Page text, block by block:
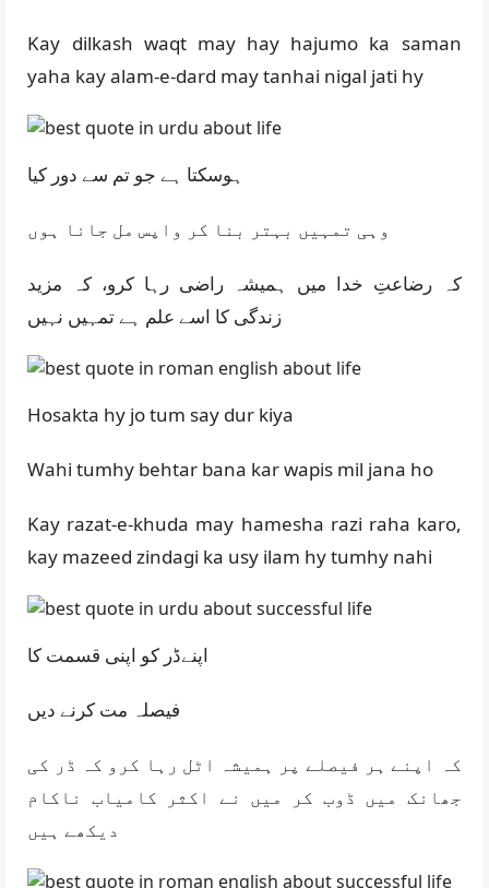
Kay dilkash waqt may hay hajumo ka saman
yaha kay alam-e-dard may tanhai nigal jati hy
کہ رضاعتِ خدا میں ہمیشہ راضی رہا کرو، کہ مزید
زندگی کا اسے علم ہے تمہیں نہیں
Hosakta hy jo tum say dur kiya
Wahi tumhy behtar bana kar wapis mil jana ho
Kay razat-e-khuda may hamesha razi raha karo,
kay mazeed zindagi ka usy ilam hy tumhy nahi
کہ اپنے ہر فیصلے پر ہمیشہ اٹل رہا کرو کہ ڈر کی
جھانک میں ڈوب کر میں نے اکثر کامیاب ناکام
دیکھے ہیں